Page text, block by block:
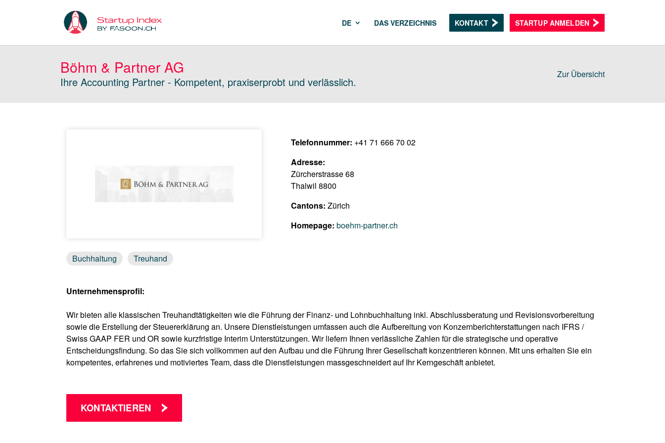
DE DAS VERZEICHNIS KONTAKT STARTUP ANMELDEN
Böhm & Partner AG
Ihre Accounting Partner - Kompetent, praxiserprobt und verlässlich.
Zur Übersicht
Telefonnummer: +41 71 666 70 02
Adresse:
Zürcherstrasse 68
Thalwil 8800
Cantons: Zürich
Homepage: boehm-partner.ch
Buchhaltung Treuhand
Unternehmensprofil:
Wir bieten alle klassischen Treuhandtätigkeiten wie die Führung der Finanz- und Lohnbuchhaltung inkl. Abschlussberatung und Revisionsvorbereitung
sowie die Erstellung der Steuererklärung an. Unsere Dienstleistungen umfassen auch die Aufbereitung von Konzernberichterstattungen nach IFRS /
Swiss GAAP FER und OR sowie kurzfristige Interim Unterstützungen. Wir liefern Ihnen verlässliche Zahlen für die strategische und operative
Entscheidungsfindung. So das Sie sich vollkommen auf den Aufbau und die Führung Ihrer Gesellschaft konzentrieren können. Mit uns erhalten Sie ein
kompetentes, erfahrenes und motiviertes Team, dass die Dienstleistungen massgeschneidert auf Ihr Kerngeschäft anbietet.
KONTAKTIEREN